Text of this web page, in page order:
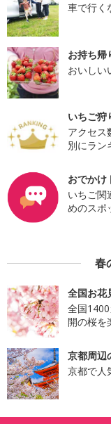
車で行く
お持ち帰
おいしい
いちご狩
アクセス
別にラン
おでかけ
いちご関
めのスポ
春
全国お花
全国
開の桜を
京都周辺
京都で人